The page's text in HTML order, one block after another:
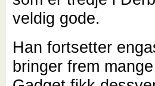
veldig gode.
Han fortsetter
bringer frem